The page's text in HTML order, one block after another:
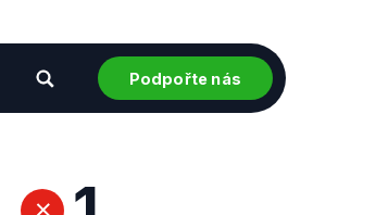
Podpořte nás